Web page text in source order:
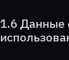
1.6 Данные